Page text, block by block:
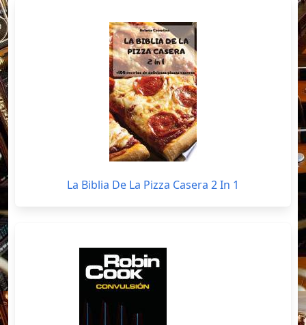
La Biblia De La Pizza Casera 2 In 1